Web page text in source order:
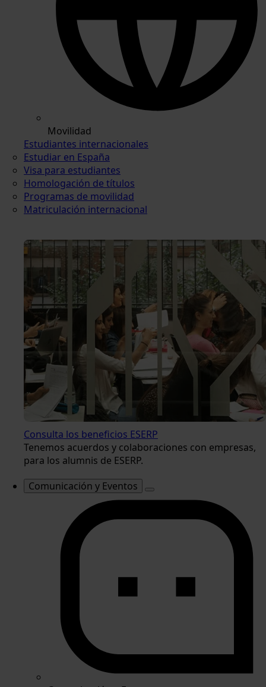
Movilidad
Estudiantes internacionales
Estudiar en España
Visa para estudiantes
Homologación de títulos
Programas de movilidad
Matriculación internacional
Consulta los beneficios ESERP
Tenemos acuerdos y colaboraciones con empresas,
para los alumnis de ESERP.
Comunicación y Eventos